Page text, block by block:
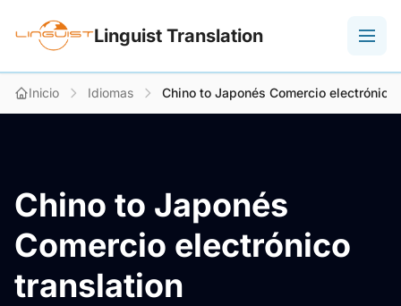
Linguist Translation
Inicio Idiomas Chino to Japonés Comercio electrónico
Chino to Japonés
Comercio electrónico
translation